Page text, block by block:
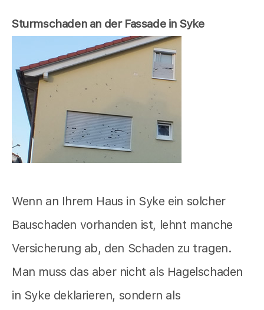
Sturmschaden an der Fassade in Syke
Wenn an Ihrem Haus in Syke ein solcher
Bauschaden vorhanden ist, lehnt manche
Versicherung ab, den Schaden zu tragen.
Man muss das aber nicht als Hagelschaden
in Syke deklarieren, sondern als